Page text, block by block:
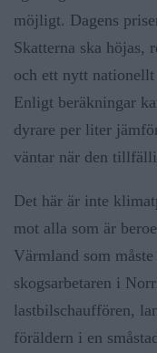
möjligt. Dagens
Skatterna ska höjas,
och ett nytt nationellt
Enligt beräkningar
dyrare per liter
väntar när den
Det här är inte
mot alla som är
Värmland som
skogsarbetaren i
lastbilschauffören,
föräldern i en